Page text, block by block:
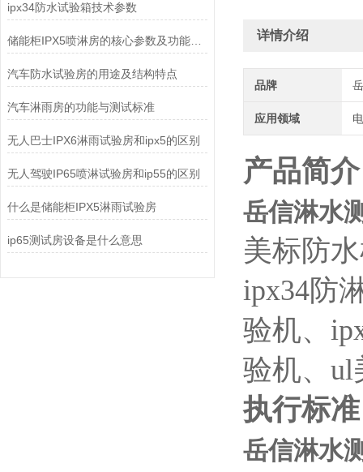
ipx34防水试验箱技术参数
储能柜IPX5喷淋房的核心参数及功能特点
汽车防水试验房的用途及结构特点
汽车淋雨房的功能与测试标准
无人巴士IPX6淋雨试验房和ipx5的区别
无人驾驶IP65喷淋试验房和ip55的区别
什么是储能柜IPX5淋雨试验房
ip65测试房设备是什么意思
详情介绍
品牌
应用领域
产品简介
岳信淋水
美标防
ipx34防
验机、
验机、ul
执行标准
岳信淋水